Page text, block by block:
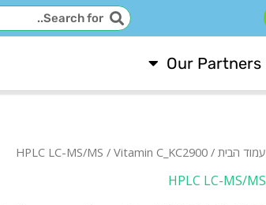
חיפושחיפוש
Our Partners
עמוד הבית /
HPLC LC-MS/MS / Vitamin C_KC2900
HPLC LC-MS/MS